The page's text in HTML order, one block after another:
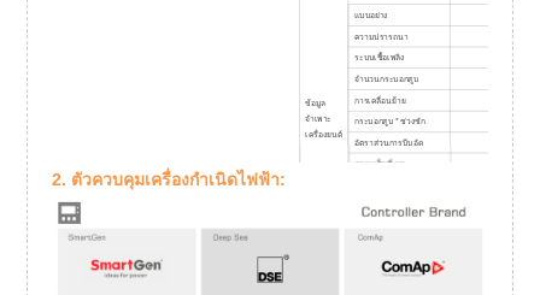
ข้อมูล
จำเพาะ
เครื่องยนต์
แบบอย่าง
ความปรารถนา
ระบบเชื้อเพลิง
จำนวนกระบอกสูบ
การเคลื่อนย้าย
กระบอกสูบ * ช่วงชัก
อัตราส่วนการบีบอัด
ความเร็วที่เรท 1500รอบต่
42.2 กิโล
สตาร์ทมอเตอร์
ยี่ห้อไดชาร์จ
คอตตอน
สแตมฟอร์ด
2. ตัวควบคุมเครื่องกำเนิดไฟฟ้า: